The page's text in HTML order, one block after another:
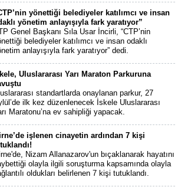
yönettiği belediyeler katılımcı ve insan
yönetim anlayışıyla fark yaratıyor”
Genel Başkanı Sıla Usar İncirli, “CTP’nin
belediyeler katılımcı ve insan odaklı
anlayışıyla fark yaratıyor” dedi.
Uluslararası Yarı Maraton Parkuruna
standartlarda onaylanan parkur, 27
ilk kez düzenlenecek İskele Uluslararası
Maratonu’na ev sahipliği yapacak.
işlenen cinayetin ardından 7 kişi
Nizam Allanazarov'un bıçaklanarak hayatını
olayla ilgili soruşturma kapsamında olayla
oldukları belirlenen 7 kişi tutuklandı.